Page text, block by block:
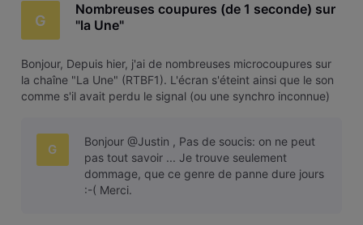
G
Nombreuses coupures (de 1 seconde) sur
"la Une"
Bonjour, Depuis hier, j'ai de nombreuses microcoupures sur
la chaîne "La Une" (RTBF1). L'écran s'éteint ainsi que le son
comme s'il avait perdu le signal (ou une synchro inconnue)
G
Bonjour @Justin , Pas de soucis: on ne peut
pas tout savoir ... Je trouve seulement
dommage, que ce genre de panne dure jours
:-( Merci.